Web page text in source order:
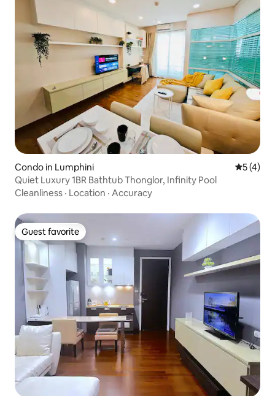
Condo in Lumphini 5 out of
5 (4)
Quiet Luxury 1BR Bathtub Thonglor, Infinity Pool
Cleanliness · Location · Accuracy
Guest favorite
Guest favorite